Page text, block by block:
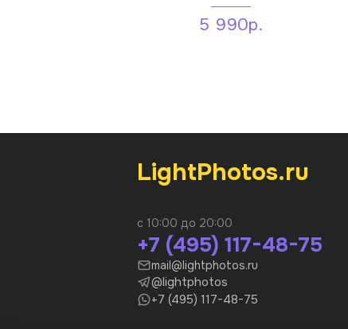
5 990р.
LightPhotos.ru
с 10:00 до 20:00
+7 (495) 117-48-75
mail@lightphotos.ru
@lightphotos
+7 (495) 117-48-75